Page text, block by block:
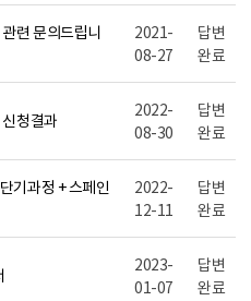
련 문의드립니
2021-
08-27
답변
완료
청결과
2022-
08-30
답변
완료
기과정 + 스페인
2022-
12-11
답변
완료
2023-
01-07
답변
완료